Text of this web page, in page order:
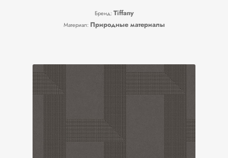
Бренд: Tiffany
Материал: Природные материалы